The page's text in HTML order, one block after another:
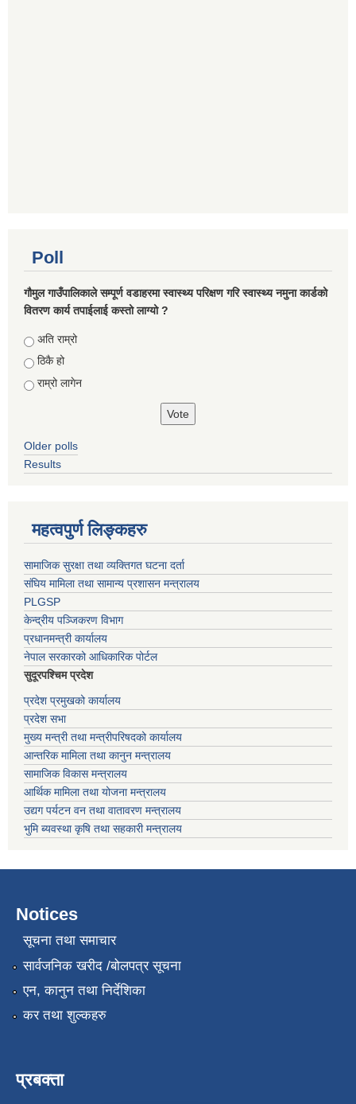
Poll
गौमुल गाउँपालिकाले सम्पूर्ण वडाहरमा स्वास्थ्य परिक्षण गरि स्वास्थ्य नमुना कार्डको
वितरण कार्य तपाईलाई कस्तो लाग्यो ?
Choices
अति राम्रो
ठिकै हो
राम्रो लागेन
Older polls
Results
महत्वपुर्ण लिङ्कहरु
सामाजिक सुरक्षा तथा व्यक्तिगत घटना दर्ता
संघिय मामिला तथा सामान्य प्रशासन मन्त्रालय
PLGSP
केन्द्रीय पञ्जिकरण विभाग
प्रधानमन्त्री कार्यालय
नेपाल सरकारको आधिकारिक पोर्टल
सुदूरपश्चिम प्रदेश
प्रदेश प्रमुखको कार्यालय
प्रदेश सभा
मुख्य मन्त्री तथा मन्त्रीपरिषदको कार्यालय
आन्तरिक मामिला तथा कानुन मन्त्रालय
सामाजिक विकास मन्त्रालय
आर्थिक मामिला तथा योजना मन्त्रालय
उद्यग पर्यटन वन तथा वातावरण मन्त्रालय
भुमि ब्यवस्था कृषि तथा सहकारी मन्त्रालय
Notices
सूचना तथा समाचार
सार्वजनिक खरीद /बोलपत्र सूचना
एन, कानुन तथा निर्देशिका
कर तथा शुल्कहरु
प्रबक्ता